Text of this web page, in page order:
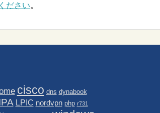
ださい。
cisco dns dynabook
LPIC nordvpn php r731